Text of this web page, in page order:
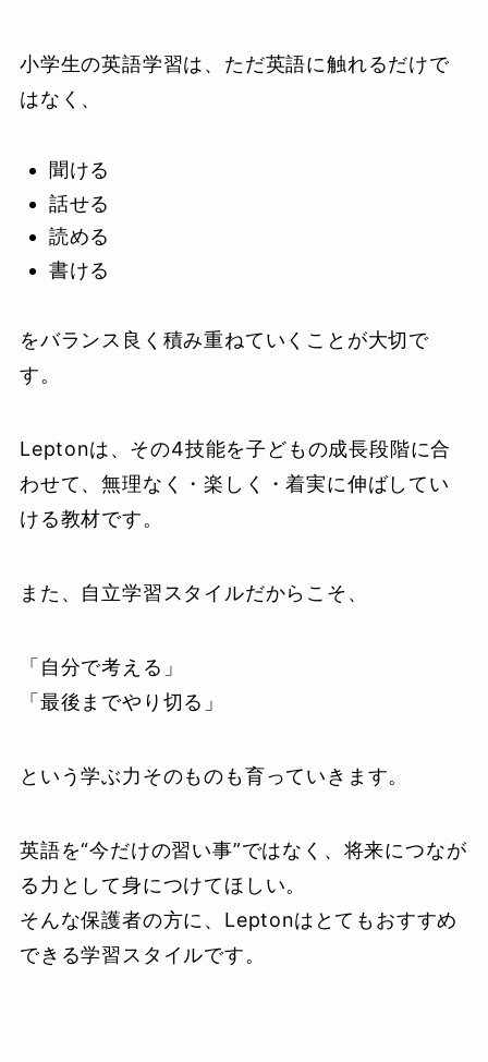
小学生の英語学習は、ただ英語に触れるだけで
はなく、
聞ける
話せる
読める
書ける
をバランス良く積み重ねていくことが大切で
す。
Leptonは、その4技能を子どもの成長段階に合
わせて、無理なく・楽しく・着実に伸ばしてい
ける教材です。
また、自立学習スタイルだからこそ、
「自分で考える」
「最後までやり切る」
という学ぶ力そのものも育っていきます。
英語を“今だけの習い事”ではなく、将来につなが
る力として身につけてほしい。
そんな保護者の方に、Leptonはとてもおすすめ
できる学習スタイルです。